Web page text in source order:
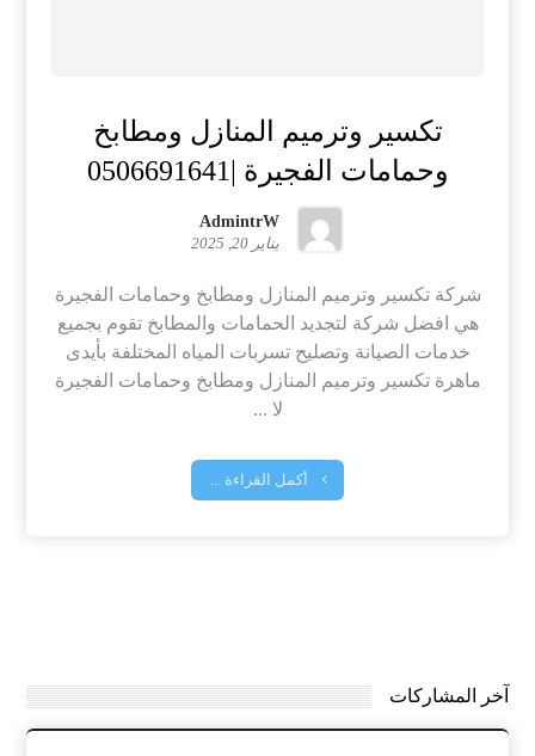
تكسير وترميم المنازل ومطابخ
وحمامات الفجيرة |0506691641
AdmintrW
يناير 20, 2025
شركة تكسير وترميم المنازل ومطابخ وحمامات الفجيرة
هي افضل شركة لتجديد الحمامات والمطابخ تقوم بجميع
خدمات الصيانة وتصليح تسربات المياه المختلفة بأيدى
ماهرة تكسير وترميم المنازل ومطابخ وحمامات الفجيرة
لا ...
أكمل القراءة ...
آخر المشاركات